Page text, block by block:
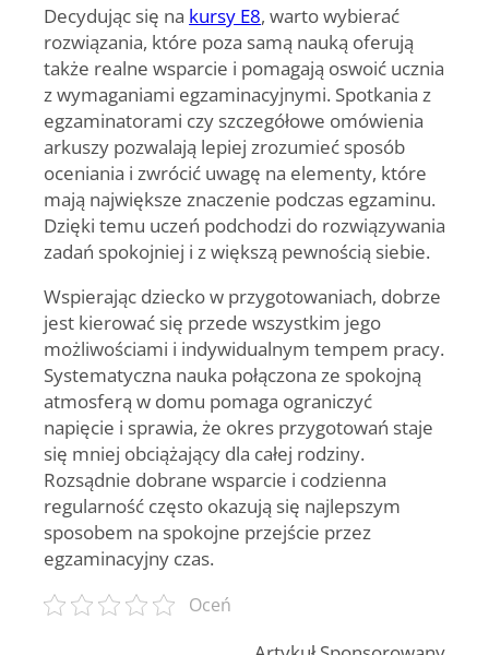
Decydując się na kursy E8, warto wybierać
rozwiązania, które poza samą nauką oferują
także realne wsparcie i pomagają oswoić ucznia
z wymaganiami egzaminacyjnymi. Spotkania z
egzaminatorami czy szczegółowe omówienia
arkuszy pozwalają lepiej zrozumieć sposób
oceniania i zwrócić uwagę na elementy, które
mają największe znaczenie podczas egzaminu.
Dzięki temu uczeń podchodzi do rozwiązywania
zadań spokojniej i z większą pewnością siebie.
Wspierając dziecko w przygotowaniach, dobrze
jest kierować się przede wszystkim jego
możliwościami i indywidualnym tempem pracy.
Systematyczna nauka połączona ze spokojną
atmosferą w domu pomaga ograniczyć
napięcie i sprawia, że okres przygotowań staje
się mniej obciążający dla całej rodziny.
Rozsądnie dobrane wsparcie i codzienna
regularność często okazują się najlepszym
sposobem na spokojne przejście przez
egzaminacyjny czas.
Oceń